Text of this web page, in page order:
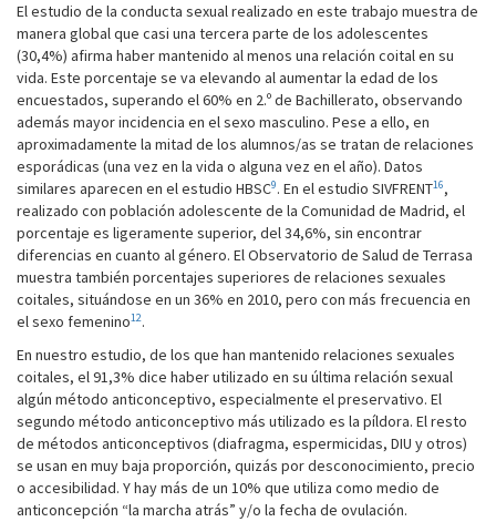
El estudio de la conducta sexual realizado en este trabajo muestra de
manera global que casi una tercera parte de los adolescentes
(30,4%) afirma haber mantenido al menos una relación coital en su
vida. Este porcentaje se va elevando al aumentar la edad de los
encuestados, superando el 60% en 2.º de Bachillerato, observando
además mayor incidencia en el sexo masculino. Pese a ello, en
aproximadamente la mitad de los alumnos/as se tratan de relaciones
esporádicas (una vez en la vida o alguna vez en el año). Datos
similares aparecen en el estudio HBSC9. En el estudio SIVFRENT16,
realizado con población adolescente de la Comunidad de Madrid, el
porcentaje es ligeramente superior, del 34,6%, sin encontrar
diferencias en cuanto al género. El Observatorio de Salud de Terrasa
muestra también porcentajes superiores de relaciones sexuales
coitales, situándose en un 36% en 2010, pero con más frecuencia en
el sexo femenino12.
En nuestro estudio, de los que han mantenido relaciones sexuales
coitales, el 91,3% dice haber utilizado en su última relación sexual
algún método anticonceptivo, especialmente el preservativo. El
segundo método anticonceptivo más utilizado es la píldora. El resto
de métodos anticonceptivos (diafragma, espermicidas, DIU y otros)
se usan en muy baja proporción, quizás por desconocimiento, precio
o accesibilidad. Y hay más de un 10% que utiliza como medio de
anticoncepción “la marcha atrás” y/o la fecha de ovulación.